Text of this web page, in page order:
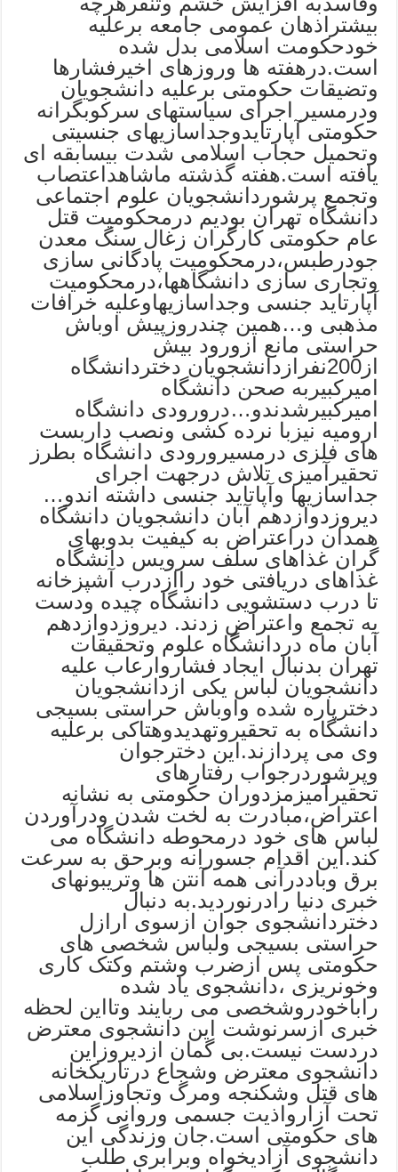
بیشتراذهان عمومی جامعه برعلیه
خودحکومت اسلامی بدل شده
است.درهفته ها وروزهای اخیرفشارها
وتضیقات حکومتی برعلیه دانشجویان
ودرمسیر اجرای سیاستهای سرکوبگرانه
حکومتی آپارتایدوجداسازیهای جنسیتی
وتحمیل حجاب اسلامی شدت بیسابقه ای
یافته است.هفته گذشته ماشاهداعتصاب
وتجمع پرشوردانشجویان علوم اجتماعی
دانشگاه تهران بودیم درمحکومیت قتل
عام حکومتی کارگران زغال سنگ معدن
جودرطبس،درمحکومیت پادگانی سازی
وتجاری سازی دانشگاهها،درمحکومیت
آپارتاید جنسی وجداسازیهاوعلیه خرافات
مذهبی و…همین چندروزپیش اوباش
حراستی مانع ازورود بیش
از200نفرازدانشجویان دختردانشگاه
امیرکبیربه صحن دانشگاه
امیرکبیرشدندو…درورودی دانشگاه
ارومیه نیزبا نرده کشی ونصب داربست
های فلزی درمسیرورودی دانشگاه بطرز
تحقیرآمیزی تلاش درجهت اجرای
جداسازیها وآپاتاید جنسی داشته اندو…
دیروزدوازدهم آبان دانشجویان دانشگاه
همدان دراعتراض به کیفیت بدوبهای
گران غذاهای سلف سرویس دانشگاه
غذاهای دریافتی خود راازدرب آشپزخانه
تا درب دستشویی دانشگاه چیده ودست
به تجمع واعتراض زدند. دیروزدوازدهم
آبان ماه دردانشگاه علوم وتحقیقات
تهران بدنبال ایجاد فشاروارعاب علیه
دانشجویان لباس یکی ازدانشجویان
دخترپاره شده واوباش حراستی بسیجی
دانشگاه به تحقیروتهدیدوهتاکی برعلیه
وی می پردازند.این دخترجوان
وپرشوردرجواب رفتارهای
تحقیرآمیزمزدوران حکومتی به نشانه
اعتراض،مبادرت به لخت شدن ودرآوردن
لباس های خود درمحوطه دانشگاه می
کند.این اقدام جسورانه وبرحق به سرعت
برق وباددرآنی همه آنتن ها وتریبونهای
خبری دنیا رادرنوردید.به دنبال
دختردانشجوی جوان ازسوی ارازل
حراستی بسیجی ولباس شخصی های
حکومتی پس ازضرب وشتم وکتک کاری
وخونریزی ،دانشجوی یاد شده
راباخودروشخصی می ربایند وتااین لحظه
خبری ازسرنوشت این دانشجوی معترض
دردست نیست.بی گمان ازدیروزاین
دانشجوی معترض وشجاع درتاریکخانه
های قتل وشکنجه ومرگ وتجاوزاسلامی
تحت آزارواذیت جسمی وروانی گزمه
های حکومتی است.جان وزندگی این
دانشجوی آزادیخواه وبرابری طلب